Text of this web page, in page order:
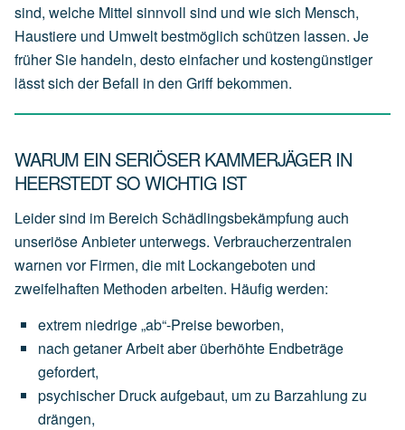
sind, welche Mittel sinnvoll sind und wie sich Mensch,
Haustiere und Umwelt bestmöglich schützen lassen. Je
früher Sie handeln, desto einfacher und kostengünstiger
lässt sich der Befall in den Griff bekommen.
WARUM EIN SERIÖSER KAMMERJÄGER IN
HEERSTEDT SO WICHTIG IST
Leider sind im Bereich Schädlingsbekämpfung auch
unseriöse Anbieter unterwegs. Verbraucherzentralen
warnen vor Firmen, die mit Lockangeboten und
zweifelhaften Methoden arbeiten. Häufig werden:
extrem niedrige„ab“-Preisebeworben,
nach getanerArbeitaber überhöhte Endbeträge
gefordert,
psychischer Druckaufgebaut, umzu Barzahlung zu
drängen,